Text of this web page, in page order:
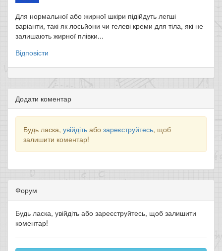
Для нормальної або жирної шкіри підійдуть легші
варіанти, такі як лосьйони чи гелеві креми для тіла, які не
залишають жирної плівки...
Відповісти
Додати коментар
Будь ласка, увійдіть або зареєструйтесь, щоб
залишити коментар!
Форум
Будь ласка, увійдіть або зареєструйтесь, щоб залишити
коментар!